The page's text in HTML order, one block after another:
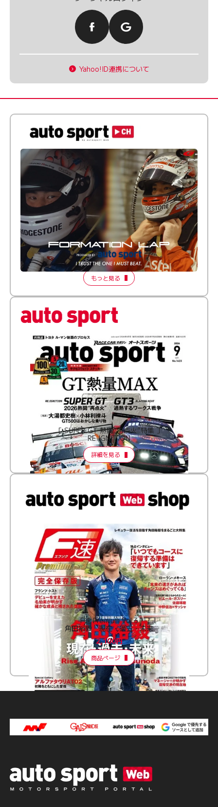
Yahoo!ID連携について
倒す相手を、信じてる。小林利徠斗 × 野村勇斗
【FORMATION LAP Produced by auto sport】
2026 Episode 2
もっと見る
［ SUPER GT 熱闘“再点火”特集 ］
RE:IGNITION
詳細を見る
F速 Premium Vol.3
角田裕毅 現在・過去・未来
2,100円
商品ページ